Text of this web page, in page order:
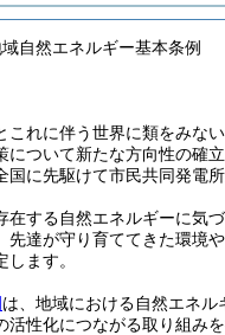
自然エネルギー基本条例
これに伴う世界に類をみな
について新たな方向性の確
国に先駆けて市民共同発電
在する自然エネルギーに気
先達が守り育ててきた環境
ます。
は、地域における自然エネ
活性化につながる取り組み